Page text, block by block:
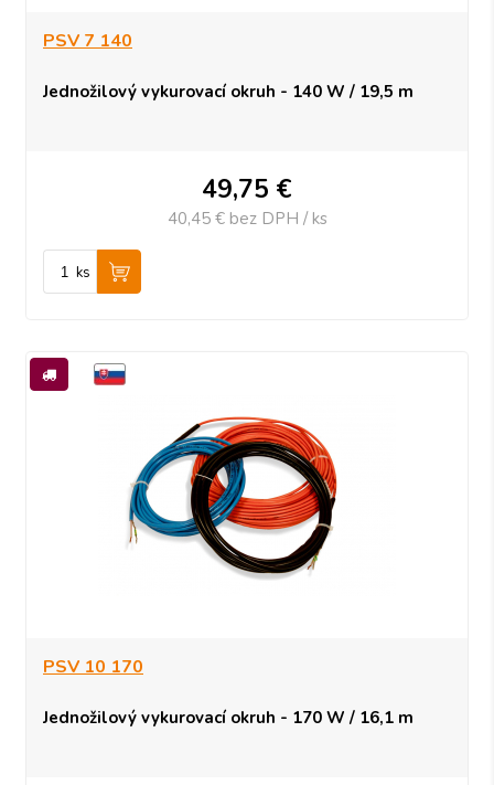
PSV 7 140
Jednožilový vykurovací okruh - 140 W / 19,5 m
49,75 €
40,45 € bez DPH / ks
ks
PSV 10 170
Jednožilový vykurovací okruh - 170 W / 16,1 m